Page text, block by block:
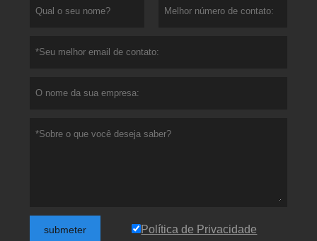
submeter Política de Privacidade